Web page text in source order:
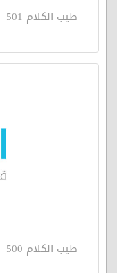
طيب الكلام 501
طيب الكلام 500